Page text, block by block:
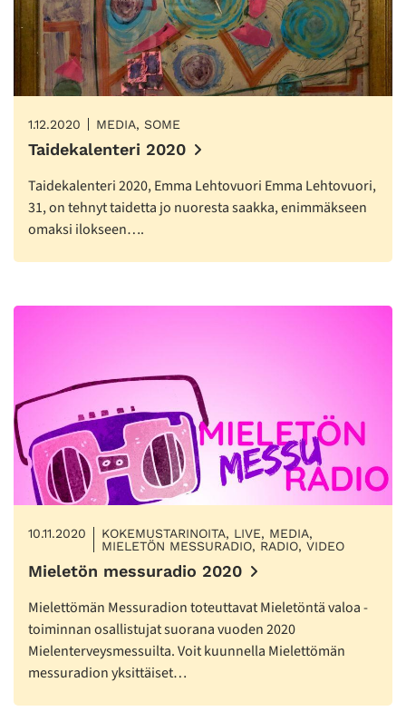
1.12.2020 MEDIA, SOME
Taidekalenteri 2020
Taidekalenteri 2020, Emma Lehtovuori Emma Lehtovuori,
31, on tehnyt taidetta jo nuoresta saakka, enimmäkseen
omaksi ilokseen….
10.11.2020
KOKEMUSTARINOITA, LIVE, MEDIA,
MIELETÖN MESSURADIO, RADIO, VIDEO
Mieletön messuradio 2020
Mielettömän Messuradion toteuttavat Mieletöntä valoa -
toiminnan osallistujat suorana vuoden 2020
Mielenterveysmessuilta. Voit kuunnella Mielettömän
messuradion yksittäiset…